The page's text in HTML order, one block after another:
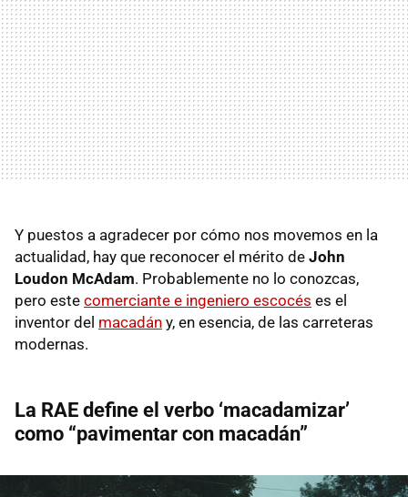
Y puestos a agradecer por cómo nos movemos en la
actualidad, hay que reconocer el mérito de John
Loudon McAdam. Probablemente no lo conozcas,
pero este comerciante e ingeniero escocés es el
inventor del macadán y, en esencia, de las carreteras
modernas.
La RAE define el verbo ‘macadamizar’
como “pavimentar con macadán”